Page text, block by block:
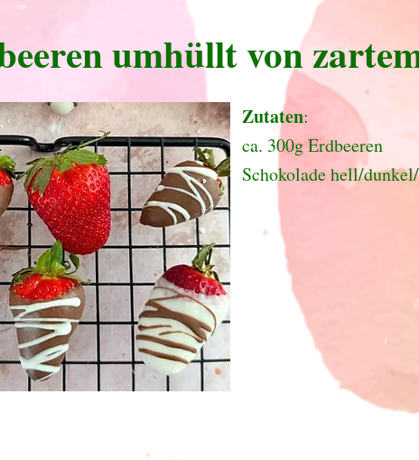
umhüllt von
Zutaten:
ca. 300g Erdbeeren
Schokolade hell/